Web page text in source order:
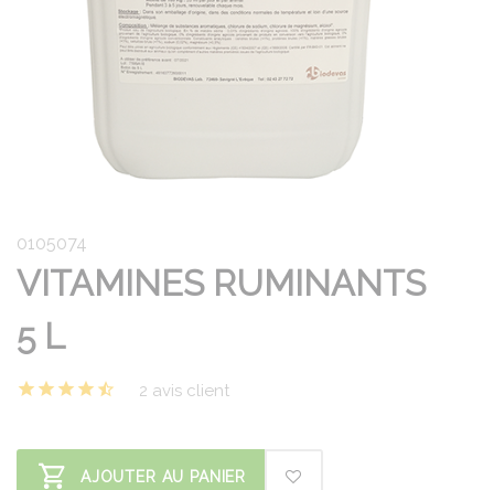
0105074
VITAMINES RUMINANTS
5 L
2 avis client
AJOUTER AU PANIER